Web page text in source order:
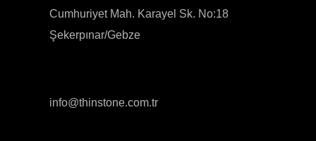
Cumhuriyet Mah. Karayel Sk. No:18
Şekerpınar/Gebze
info@thinstone.com.tr